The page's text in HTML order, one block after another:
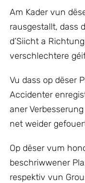
Am Kader vun
rausgestallt, dass
d’Siicht a
verschlechtere
Vu dass op dëser
Accidenter
aner
net weider
Op dëser vum
beschriwwener
respektiv vun